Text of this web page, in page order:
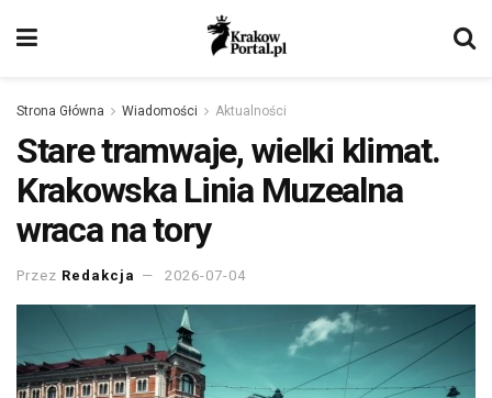
Strona Główna Wiadomości Aktualności
Stare tramwaje, wielki klimat.
Krakowska Linia Muzealna
wraca na tory
Przez Redakcja 2026-07-04